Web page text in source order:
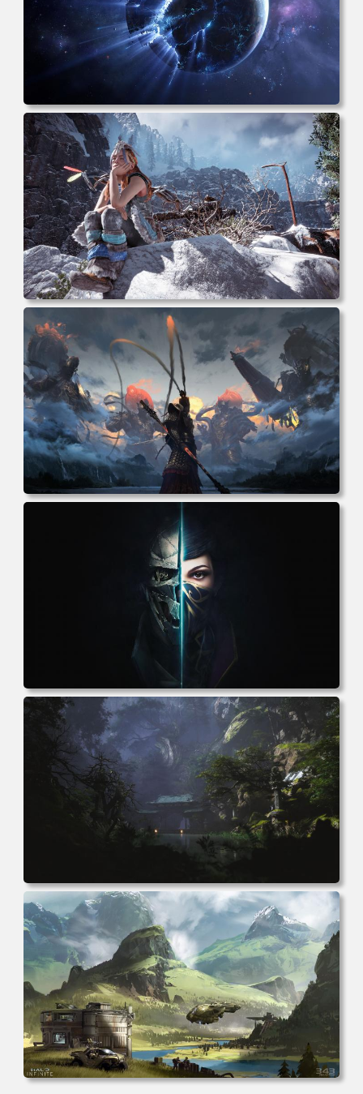
电脑壁纸 科幻 小说 奇幻 太空 星星 行星 破碎 电脑桌面 高
清壁纸 壁纸下载 壁纸大全
电脑壁纸 女人 电子游戏 角色 芦荟 风景 自然 电子游戏 地平
线 黎明 游击队 电脑桌面 高清壁纸 壁纸下载 壁纸大全
电脑壁纸 悟空 四大天王 游戏《黑神话：悟空》人物孙悟空
电脑桌面 高清壁纸 壁纸下载 壁纸大全
电脑壁纸 游戏 羞辱2 游戏CG 角色 脸 耻辱 CG女孩 电脑桌
面 高清壁纸 壁纸下载 壁纸大全
电脑壁纸 游戏 黑色神话 悟空 森林 自然 艺术品 电脑桌面 高
清壁纸 壁纸下载 壁纸大全